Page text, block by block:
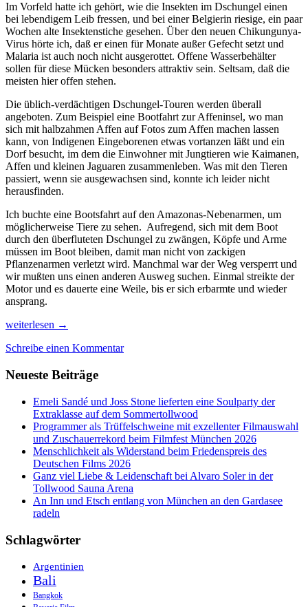
Im Vorfeld hatte ich gehört, wie die Insekten im Dschungel einen
bei lebendigem Leib fressen, und bei einer Belgierin riesige, ein paar
Wochen alte Insektenstiche gesehen. Über den neuen Chikungunya-
Virus hörte ich, daß er einen für Monate außer Gefecht setzt und
Malaria ist auch noch nicht ausgerottet. Offene Wasserbehälter
sollen für diese Mücken besonders attraktiv sein. Seltsam, daß die
meisten hier offen stehen.
Die üblich-verdächtigen Dschungel-Touren werden überall
angeboten. Zum Beispiel eine Bootfahrt zur Affeninsel, wo man
sich mit halbzahmen Affen auf Fotos zum Affen machen lassen
kann, von Indigenen Eingeborenen etwas vortanzen läßt und ein
Dorf besucht, im dem die Einwohner mit Jungtieren wie Kaimanen,
Affen und kleinen Jaguaren zusammenleben. Was mit den Tieren
passiert, wenn sie ausgewachsen sind, konnte ich leider nicht
herausfinden.
Ich buchte eine Bootsfahrt auf den Amazonas-Nebenarmen, um
möglicherweise Tiere zu sehen. Aufregend, sich mit dem Boot
durch den überfluteten Dschungel zu zwängen, Köpfe und Arme
müssen im Boot bleiben, damit man nicht von zackigen
Pflanzenarmen verletzt wird. Manchmal war der Weg versperrt und
wir mußten uns einen anderen Ausweg suchen. Einmal streikte der
Motor und es dauerte eine Weile, bis er sich erbarmte und wieder
ansprang.
Leticia
Iquitos,
Amazonas-
umschlungen
weiterlesen →
Schreibe einen Kommentar
Neueste Beiträge
Emeli Sandé und Joss Stone lieferten eine Soulparty der
Extraklasse auf dem Sommertollwood
Programmer als Trüffelschweine mit exzellenter Filmauswahl
und Zuschauerrekord beim Filmfest München 2026
Menschlichkeit als Widerstand beim Friedenspreis des
Deutschen Films 2026
Ganz viel Liebe & Leidenschaft bei Alvaro Soler in der
Tollwood Sauna Arena
An Inn und Etsch entlang von München an den Gardasee
radeln
Schlagwörter
Argentinien
Bali
Bangkok